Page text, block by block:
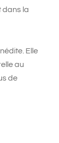
dans la
Elle
au
de